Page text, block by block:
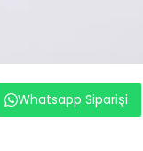
Whatsapp Siparişi